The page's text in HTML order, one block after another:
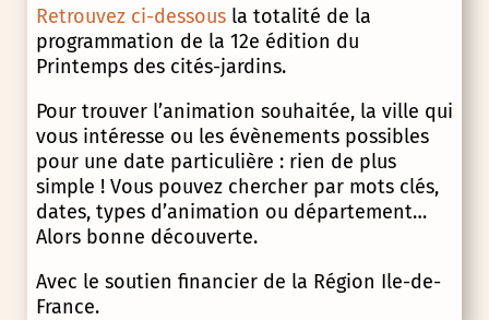
Retrouvez ci-dessousla totalité de la
programmation de la 12e édition du
Printemps des cités-jardins.
Pour trouver l’animation souhaitée, la ville qui
vous intéresse ou les évènements possibles
pour une date particulière : rien de plus
simple ! Vous pouvez chercher par mots clés,
dates, types d’animation ou département…
Alors bonne découverte.
Avec le soutien financier de la Région Ile-de-
France.